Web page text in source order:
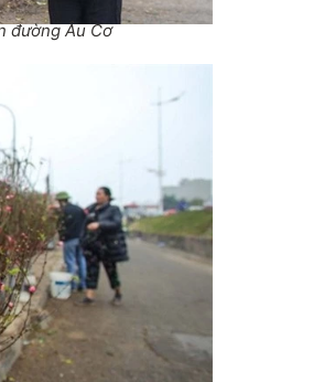
đường Âu Cơ